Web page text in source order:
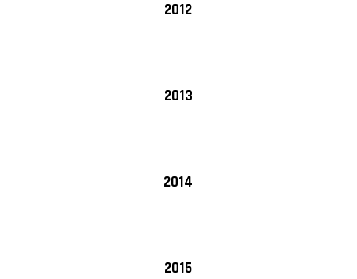
2012
2013
2014
2015